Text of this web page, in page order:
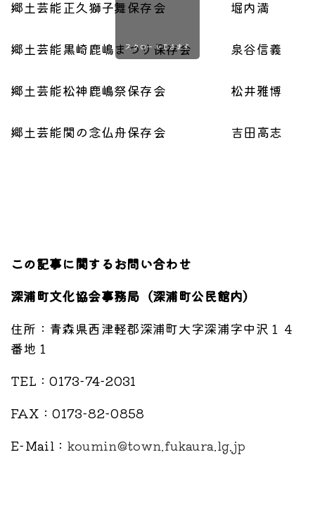
郷土芸能正久獅子舞保存会 堀内満
郷土芸能黒崎鹿嶋まつり保存会 泉谷信義
郷土芸能松神鹿嶋祭保存会 松井雅博
郷土芸能関の念仏舟保存会 吉田高志
スクロールできます
この記事に関するお問い合わせ
深浦町文化協会事務局（深浦町公民館内）
住所：青森県西津軽郡深浦町大字深浦字中沢１４
番地１
TEL：0173-74-2031
FAX：0173-82-0858
E-Mail： koumin@town.fukaura.lg.jp